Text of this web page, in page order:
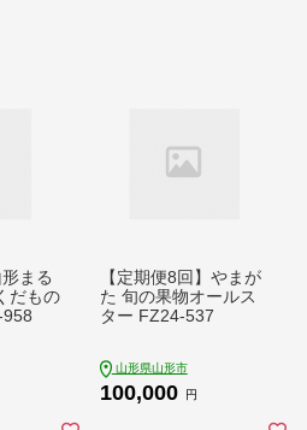
まる
だもの
【定期便8回】やまが
た 旬の果物オールス
ター FZ24-537
山形県山形市
100,000 円